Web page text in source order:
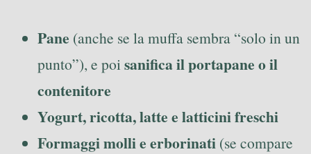
Pane (anche se la muffa sembra “solo in un
punto”), e poisanifica il portapane o il
contenitore
Yogurt, ricotta, latte e latticini freschi
Formaggi molli e erborinati (se compare